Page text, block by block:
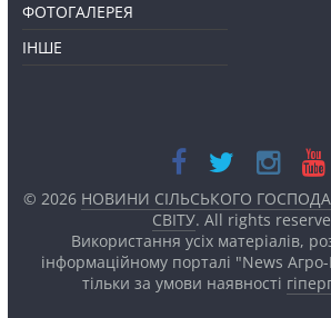
ФОТОГАЛЕРЕЯ
ІНШЕ
© 2026 НОВИНИ СІЛЬСЬКОГО
СВІТУ. All rights
Використання усіх матеріалів,
інформаційному порталі "News
тільки за умови наявності